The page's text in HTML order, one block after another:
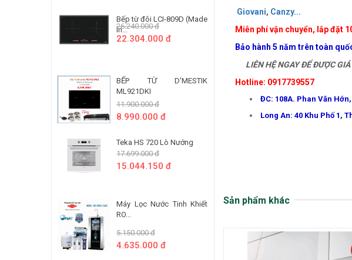
Bếp từ đôi LCI-809D (Made
In...
26.240.000 đ
22.304.000 đ
BẾP TỪ D'MESTIK
ML921DKI
11.900.000 đ
8.990.000 đ
Teka HS 720 Lò Nướng
17.699.000 đ
15.044.150 đ
Máy Lọc Nước Tinh Khiết
RO...
5.150.000 đ
4.635.000 đ
Giovani, Canzy...
Miễn phí vận chuyển, lắp đặt
Bảo hành 5 năm trên toàn
LIÊN HỆ NGAY ĐỂ ĐƯỢC GIÁ
Hotline: 0917739557
ĐC: 108A. Phan Văn
Long An: 40 Khu Phố 1,
Sản phẩm khác